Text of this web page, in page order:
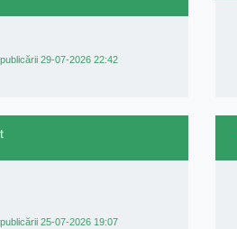
29-07-2026 22:42
25-07-2026 19:07